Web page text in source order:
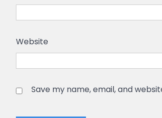
Website
Save my name, email, and